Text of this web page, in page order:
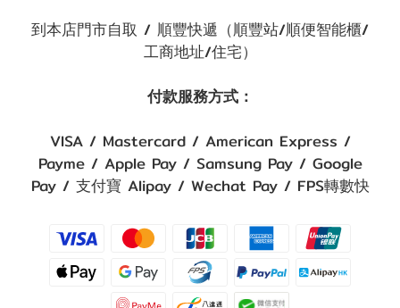
到本店門市自取 / 順豐快遞（順豐站/順便智能櫃/
工商地址/住宅）
付款服務方式：
VISA / Mastercard / American Express /
Payme / Apple Pay / Samsung Pay / Google
Pay / 支付寶 Alipay / Wechat Pay / FPS轉數快